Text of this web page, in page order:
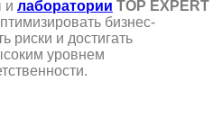
и лаборатории TOP EXPERT
бизнес-
риски и достигать
уровнем